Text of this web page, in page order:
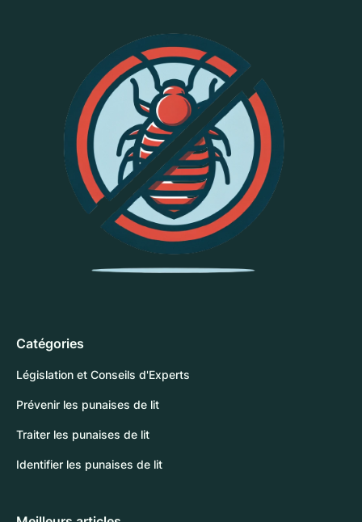
Catégories
Législation et Conseils d'Experts
Prévenir les punaises de lit
Traiter les punaises de lit
Identifier les punaises de lit